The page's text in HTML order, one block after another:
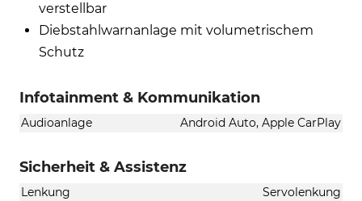
verstellbar
Diebstahlwarnanlage mit volumetrischem
Schutz
Infotainment & Kommunikation
Audioanlage Android Auto, Apple CarPlay
Sicherheit & Assistenz
Lenkung Servolenkung